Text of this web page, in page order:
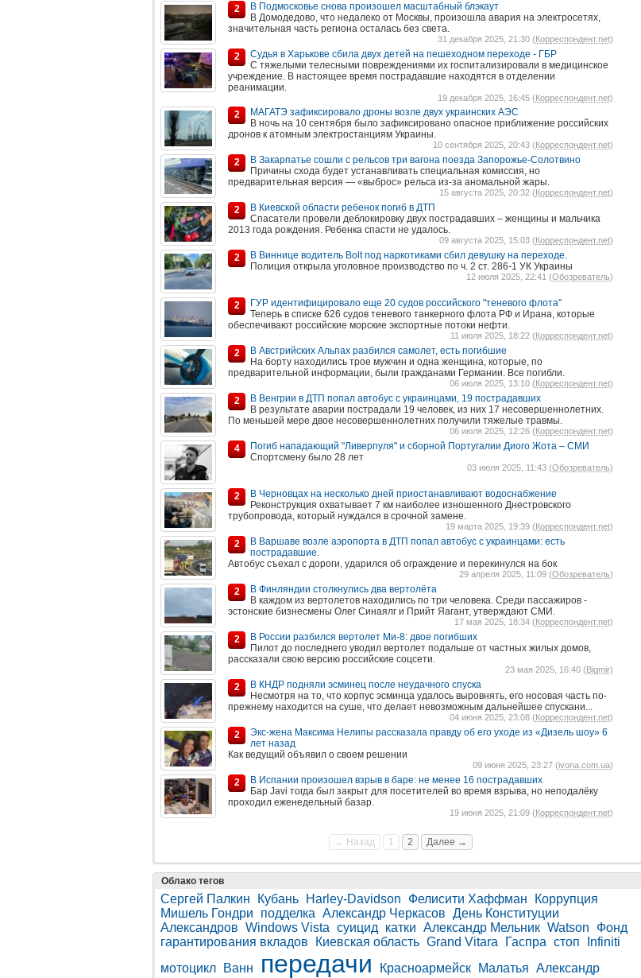
2
В Подмосковье снова произошел масштабный блэкаут
В Домодедово, что недалеко от Москвы, произошла авария на электросетях,
значительная часть региона осталась без света.
31 декабря 2025, 21:30 (Корреспондент.net)
2
Судья в Харькове сбила двух детей на пешеходном переходе - ГБР
С тяжелыми телесными повреждениями их госпитализировали в медицинское
учреждение. В настоящее время пострадавшие находятся в отделении
реанимации.
19 декабря 2025, 16:45 (Корреспондент.net)
2
МАГАТЭ зафиксировало дроны возле двух украинских АЭС
В ночь на 10 сентября было зафиксировано опасное приближение российских
дронов к атомным электростанциям Украины.
10 сентября 2025, 20:43 (Корреспондент.net)
2
В Закарпатье сошли с рельсов три вагона поезда Запорожье-Солотвино
Причины схода будет устанавливать специальная комиссия, но
предварительная версия — «выброс» рельса из-за аномальной жары.
15 августа 2025, 20:32 (Корреспондент.net)
2
В Киевской области ребенок погиб в ДТП
Спасатели провели деблокировку двух пострадавших – женщины и мальчика
2013 года рождения. Ребенка спасти не удалось.
09 августа 2025, 15:03 (Корреспондент.net)
2
В Виннице водитель Bolt под наркотиками сбил девушку на переходе.
Полиция открыла уголовное производство по ч. 2 ст. 286-1 УК Украины
12 июля 2025, 22:41 (Обозреватель)
2
ГУР идентифицировало еще 20 судов российского "теневого флота"
Теперь в списке 626 судов теневого танкерного флота РФ и Ирана, которые
обеспечивают российские морские экспортные потоки нефти.
11 июля 2025, 18:22 (Корреспондент.net)
2
В Австрийских Альпах разбился самолет, есть погибшие
На борту находились трое мужчин и одна женщина, которые, по
предварительной информации, были гражданами Германии. Все погибли.
06 июля 2025, 13:10 (Корреспондент.net)
2
В Венгрии в ДТП попал автобус с украинцами, 19 пострадавших
В результате аварии пострадали 19 человек, из них 17 несовершеннолетних.
По меньшей мере двое несовершеннолетних получили тяжелые травмы.
06 июля 2025, 12:26 (Корреспондент.net)
4
Погиб нападающий "Ливерпуля" и сборной Португалии Диого Жота – СМИ
Спортсмену было 28 лет
03 июля 2025, 11:43 (Обозреватель)
2
В Черновцах на несколько дней приостанавливают водоснабжение
Реконструкция охватывает 7 км наиболее изношенного Днестровского
трубопровода, который нуждался в срочной замене.
19 марта 2025, 19:39 (Корреспондент.net)
2
В Варшаве возле аэропорта в ДТП попал автобус с украинцами: есть
пострадавшие.
Автобус съехал с дороги, ударился об ограждение и перекинулся на бок
29 апреля 2025, 11:09 (Обозреватель)
2
В Финляндии столкнулись два вертолёта
В каждом из вертолетов находились по три человека. Среди пассажиров -
эстонские бизнесмены Олег Синаялг и Прийт Яагант, утверждают СМИ.
17 мая 2025, 18:34 (Корреспондент.net)
2
В России разбился вертолет Ми-8: двое погибших
Пилот до последнего уводил вертолет подальше от частных жилых домов,
рассказали свою версию российские соцсети.
23 мая 2025, 16:40 (Bigmir)
2
В КНДР подняли эсминец после неудачного спуска
Несмотря на то, что корпус эсминца удалось выровнять, его носовая часть по-
прежнему находится на суше, что делает невозможным дальнейшее спускани...
04 июня 2025, 23:08 (Корреспондент.net)
2
Экс-жена Максима Нелипы рассказала правду об его уходе из «Дизель шоу» 6
лет назад
Как ведущий объявил о своем решении
09 июня 2025, 23:27 (ivona.com.ua)
2
В Испании произошел взрыв в баре: не менее 16 пострадавших
Бар Javi тогда был закрыт для посетителей во время взрыва, но неподалёку
проходил еженедельный базар.
19 июня 2025, 21:09 (Корреспондент.net)
← Назад 1 2 Далее →
Облако тегов
Сергей Палкин Кубань Harley-Davidson Фелисити Хаффман
Коррупция
Мишель Гондри
подделка Александр Черкасов День Конституции
Александров Windows Vista суицид катки Александр Мельник Watson
Фонд
гарантирования вкладов
Киевская область Grand Vitara Гаспра стоп
Infiniti
мотоцикл
Ванн передачи Красноармейск Малатья Александр